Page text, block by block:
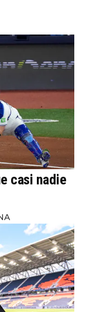
casi nadie